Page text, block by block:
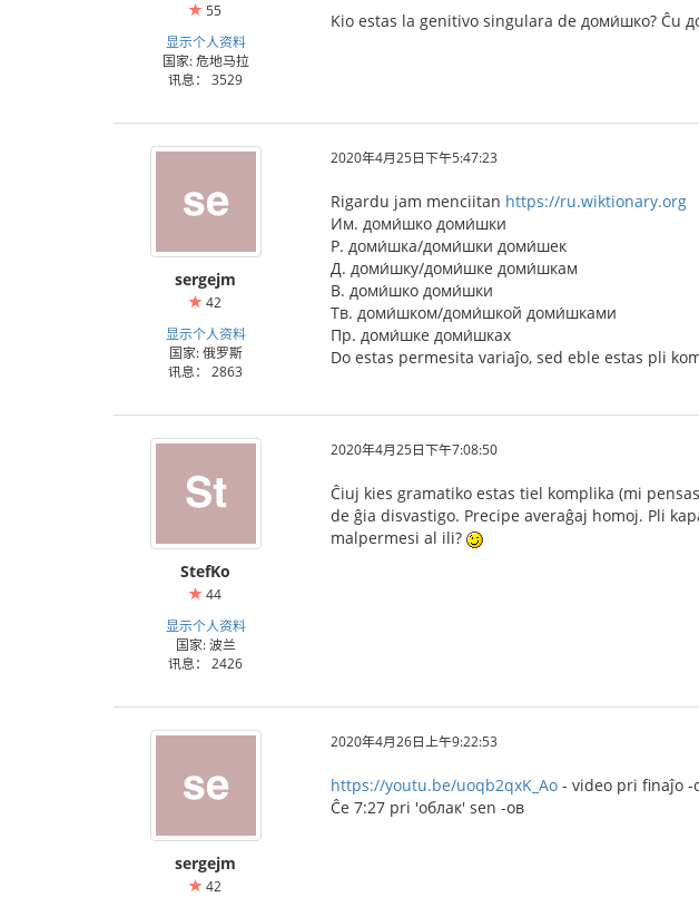
55
显示个人资料
国家: 危地马拉
讯息： 3529
Kio estas la genitivo singulara de доми́шко? Ĉu
sergejm
42
显示个人资料
国家: 俄罗斯
讯息： 2863
2020年4月25日下午5:47:23
Rigardu jam menciitan https://ru.wiktionary.org
Им. доми́шко доми́шки
Р. доми́шка/доми́шки доми́шек
Д. доми́шку/доми́шке доми́шкам
В. доми́шко доми́шки
Тв. доми́шком/доми́шкой доми́шками
Пр. доми́шке доми́шках
Do estas permesita variaĵo, sed eble estas pli
StefKo
44
显示个人资料
国家: 波兰
讯息： 2426
2020年4月25日下午7:08:50
Ĉiuj kies gramatiko estas tiel komplika (mi
de ĝia disvastigo. Precipe averaĝaj homoj. Pli
malpermesi al ili?
sergejm
42
2020年4月26日上午9:22:53
https://youtu.be/uoqb2qxK_Ao - video pri finaĵo -
Ĉe 7:27 pri 'облак' sen -ов